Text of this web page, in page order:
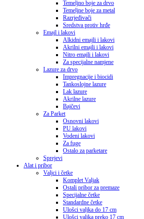
Temeljno boje za drvo
Temeljne boje za metal
Razrjeđivači
Sredstva protiv hrđe
Emajl i lakovi
Alkidni emajli i lakovi
Akrilni emajli i lakovi
Nitro emajli i lakovi
Za specijalne namjene
Lazure za drvo
Impregnacije i biocidi
Tankoslojne lazure
Lak lazure
Akrilne lazure
Bajčevi
Za Parket
Osnovni lakovi
PU lakovi
Vodeni lakovi
Za fuge
Ostalo za parketare
Sprejevi
Alat i pribor
Valjci i četke
Komplet Valjak
Ostali pribor za premaze
Specijalne četke
Standardne četke
Ulošci valjka do 17 cm
Ulošci valjka preko 17 cm